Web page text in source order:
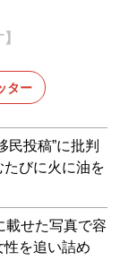
ター
民投稿”に批判
びに火に油を
載せた写真で容
を追い詰め